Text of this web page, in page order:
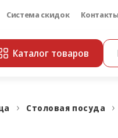
Система скидок Контакты
Каталог товаров
Столовая посуда